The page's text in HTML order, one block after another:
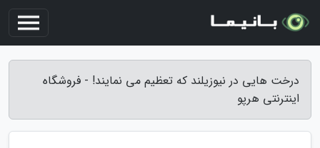
درخت هایی در نیوزیلند که تعظیم می نمایند! - فروشگاه
اینترنتی هرپو